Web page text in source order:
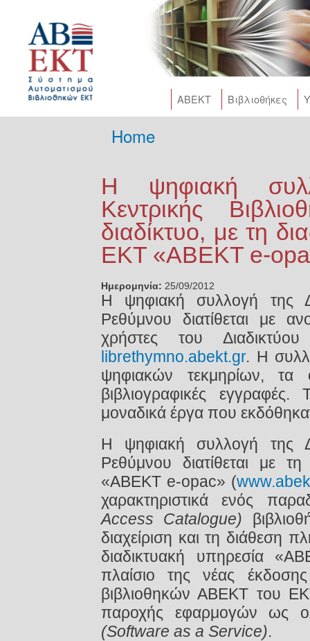
main
AΒΕΚΤ Βιβλιοθήκες
Home
Η ψηφιακή
Κεντρικής
διαδίκτυο, με τη
ΕΚΤ «ABEKT e-
Ημερομηνία: 25/09/2012
Η ψηφιακή συλλογή της
Ρεθύμνου διατίθεται με
χρήστες του
librethymno.abekt.gr. Η
ψηφιακών τεκμηρίων, τα
βιβλιογραφικές
μοναδικά έργα που
Η ψηφιακή συλλογή της
Ρεθύμνου διατίθεται με
«ABEKT e-opac» (
χαρακτηριστικά ενός
Access Catalogue)
διαχείριση και τη διάθεση
διαδικτυακή υπηρεσία
πλαίσιο της νέας
βιβλιοθηκών ΑΒΕΚΤ του
παροχής εφαρμογών ως
(Software as a Service).